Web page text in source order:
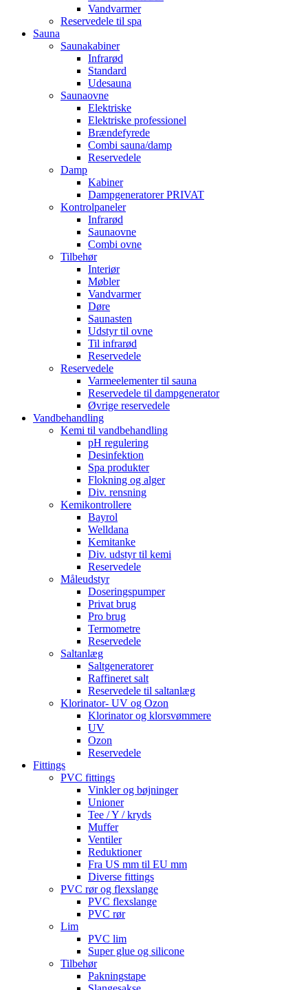
Vandvarmer
Reservedele til spa
Sauna
Saunakabiner
Infrarød
Standard
Udesauna
Saunaovne
Elektriske
Elektriske professionel
Brændefyrede
Combi sauna/damp
Reservedele
Damp
Kabiner
Dampgeneratorer PRIVAT
Kontrolpaneler
Infrarød
Saunaovne
Combi ovne
Tilbehør
Interiør
Møbler
Vandvarmer
Døre
Saunasten
Udstyr til ovne
Til infrarød
Reservedele
Reservedele
Varmeelementer til sauna
Reservedele til dampgenerator
Øvrige reservedele
Vandbehandling
Kemi til vandbehandling
pH regulering
Desinfektion
Spa produkter
Flokning og alger
Div. rensning
Kemikontrollere
Bayrol
Welldana
Kemitanke
Div. udstyr til kemi
Reservedele
Måleudstyr
Doseringspumper
Privat brug
Pro brug
Termometre
Reservedele
Saltanlæg
Saltgeneratorer
Raffineret salt
Reservedele til saltanlæg
Klorinator- UV og Ozon
Klorinator og klorsvømmere
UV
Ozon
Reservedele
Fittings
PVC fittings
Vinkler og bøjninger
Unioner
Tee / Y / kryds
Muffer
Ventiler
Reduktioner
Fra US mm til EU mm
Diverse fittings
PVC rør og flexslange
PVC flexslange
PVC rør
Lim
PVC lim
Super glue og silicone
Tilbehør
Pakningstape